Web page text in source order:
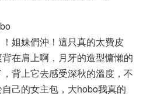
姐妹們沖！這只真的太費皮
在肩上啊，月牙的造型慵懶的
背上它去感受深秋的溫度，不
己的女主包，大hobo我真的